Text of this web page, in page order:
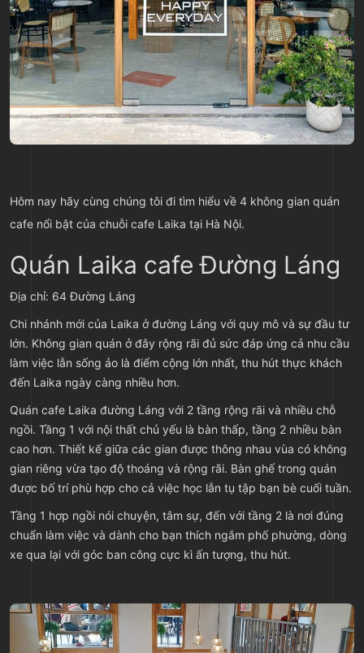
Hôm nay hãy cùng chúng tôi đi tìm hiểu về 4 không gian quán
cafe nổi bật của chuỗi cafe Laika tại Hà Nội.
Quán Laika cafe Đường Láng
Địa chỉ: 64 Đường Láng
Chi nhánh mới của Laika ở đường Láng với quy mô và sự đầu tư
lớn. Không gian quán ở đây rộng rãi đủ sức đáp ứng cả nhu cầu
làm việc lẫn sống ảo là điểm cộng lớn nhất, thu hút thực khách
đến Laika ngày càng nhiều hơn.
Quán cafe Laika đường Láng với 2 tầng rộng rãi và nhiều chỗ
ngồi. Tầng 1 với nội thất chủ yếu là bàn thấp, tầng 2 nhiều bàn
cao hơn. Thiết kế giữa các gian được thông nhau vùa có không
gian riêng vừa tạo độ thoáng và rộng rãi. Bàn ghế trong quán
được bố trí phù hợp cho cả việc học lẫn tụ tập bạn bè cuối tuần.
Tầng 1 hợp ngồi nói chuyện, tâm sự, đến với tầng 2 là nơi đúng
chuẩn làm việc và dành cho bạn thích ngắm phố phường, dòng
xe qua lại với góc ban công cực kì ấn tượng, thu hút.